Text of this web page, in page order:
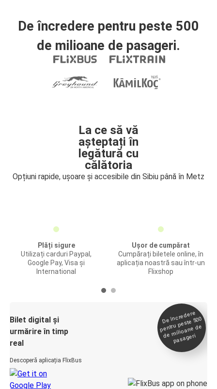
De încredere pentru peste 500
de milioane de pasageri.
La ce să vă
așteptați în
legătură cu
călătoria
Opțiuni rapide, ușoare și accesibile din Sibiu până în Metz
Plăți sigure
Utilizați carduri Paypal,
Google Pay, Visa și
International
Ușor de cumpărat
Cumpărați biletele online, în
aplicația noastră sau într-un
Flixshop
Bilet digital și
urmărire în timp
real
Descoperă aplicația FlixBus
De încredere
pentru peste 500
de
milioane de
pasageri